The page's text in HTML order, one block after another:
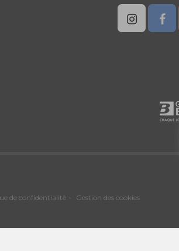
de confidentialité Gestion des cookies